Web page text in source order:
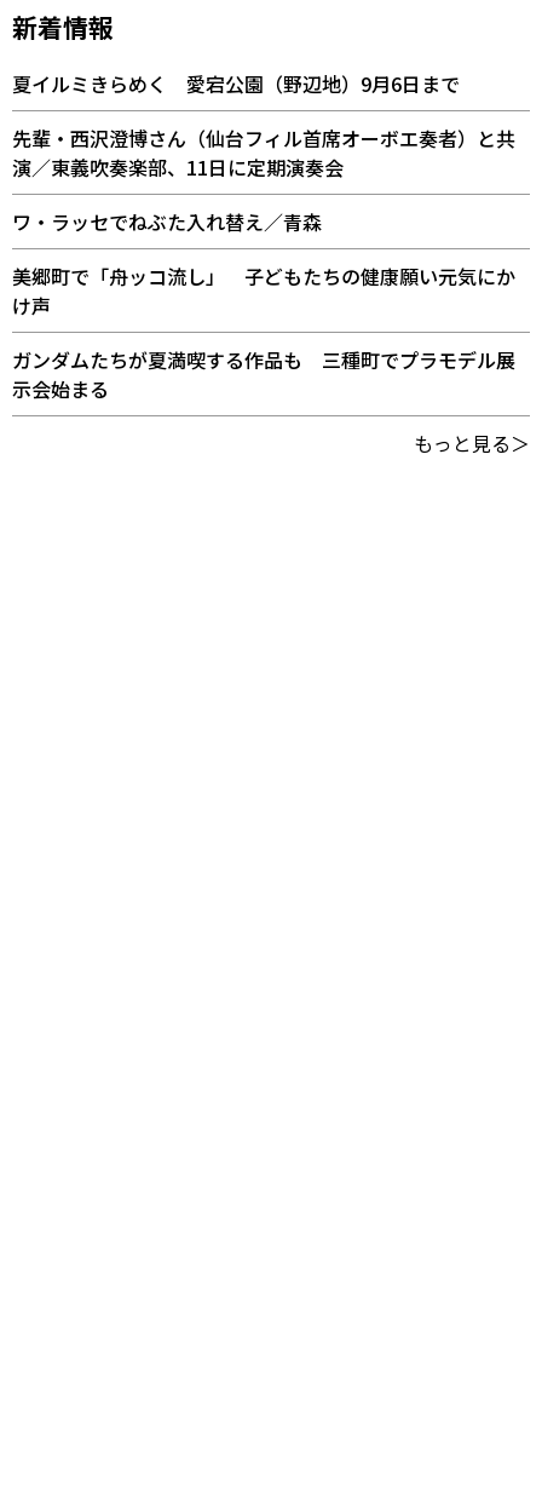
新着情報
夏イルミきらめく 愛宕公園（野辺地）9月6日まで
先輩・西沢澄博さん（仙台フィル首席オーボエ奏者）と共
演／東義吹奏楽部、11日に定期演奏会
ワ・ラッセでねぶた入れ替え／青森
美郷町で「舟ッコ流し」 子どもたちの健康願い元気にか
け声
ガンダムたちが夏満喫する作品も 三種町でプラモデル展
示会始まる
もっと見る＞